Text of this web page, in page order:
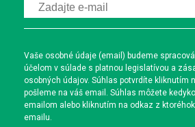
Vaše osobné údaje (email) budeme
účelom v súlade s platnou legislatívou a
osobných údajov. Súhlas potvrdíte kliknutím
pošleme na váš email. Súhlas môžete
emailom alebo kliknutím na odkaz z
emailu.